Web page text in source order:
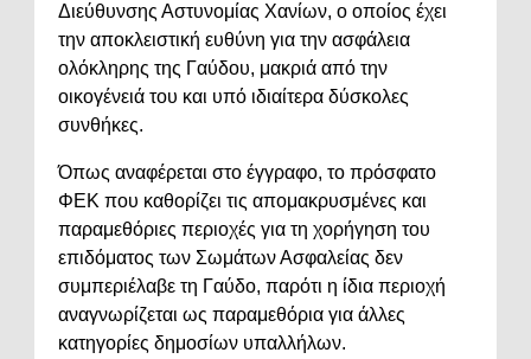
Διεύθυνσης Αστυνομίας Χανίων, ο οποίος έχει
την αποκλειστική ευθύνη για την ασφάλεια
ολόκληρης της Γαύδου, μακριά από την
οικογένειά του και υπό ιδιαίτερα δύσκολες
συνθήκες.
Όπως αναφέρεται στο έγγραφο, το πρόσφατο
ΦΕΚ που καθορίζει τις απομακρυσμένες και
παραμεθόριες περιοχές για τη χορήγηση του
επιδόματος των Σωμάτων Ασφαλείας δεν
συμπεριέλαβε τη Γαύδο, παρότι η ίδια περιοχή
αναγνωρίζεται ως παραμεθόρια για άλλες
κατηγορίες δημοσίων υπαλλήλων.